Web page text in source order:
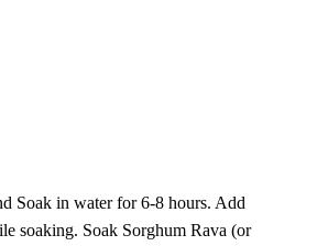
Soak in water for 6-8 hours. Add
soaking. Soak Sorghum Rava (or